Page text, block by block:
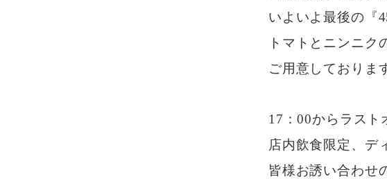
いよいよ最後の『
トマトとニンニク
ご用意しておりま
17：00からラスト
店内飲食限定、デ
皆様お誘い合わせ